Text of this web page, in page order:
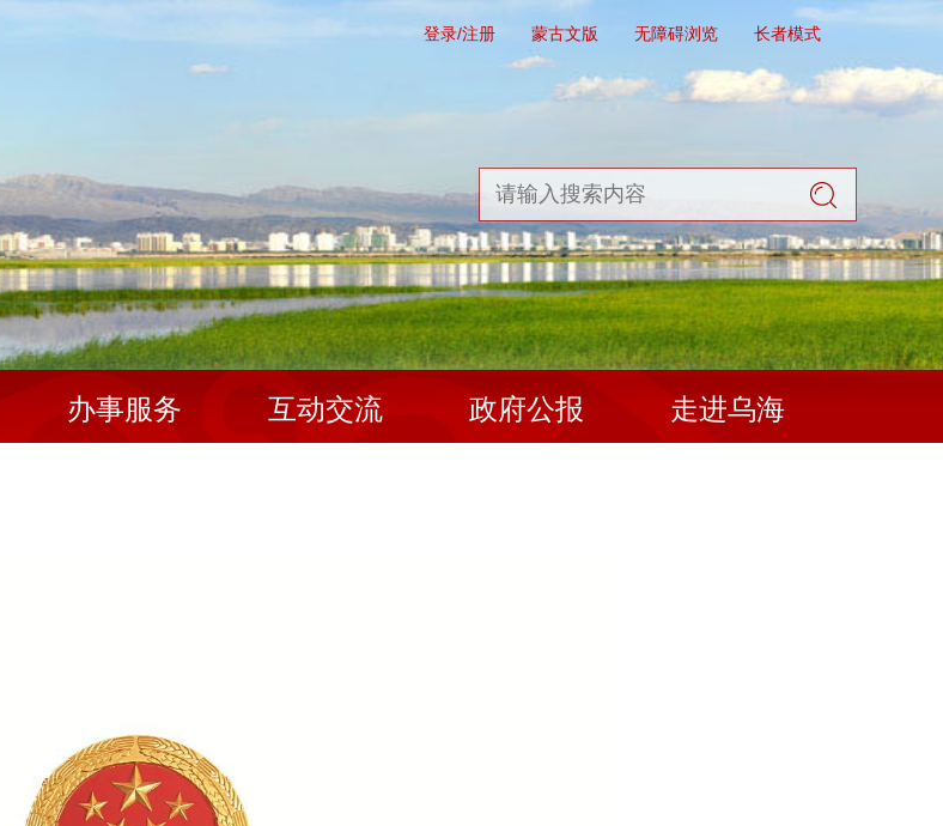
登录/注册 蒙古文版 无障碍浏览 长者模式
办事服务 互动交流 政府公报 走进乌海